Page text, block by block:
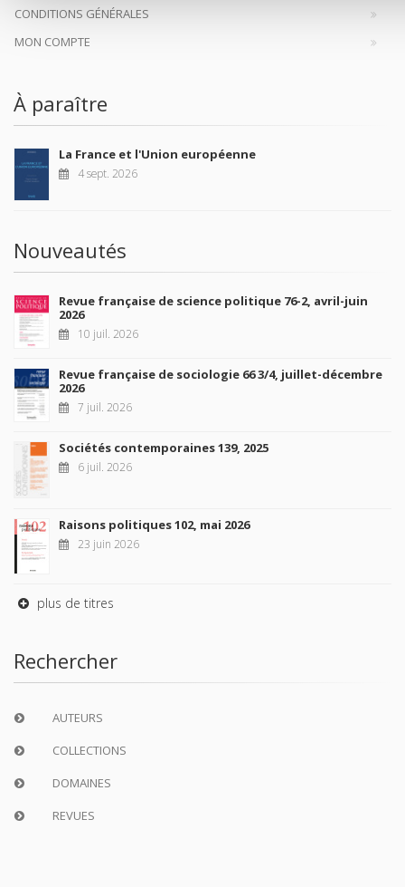
CONDITIONS GÉNÉRALES
MON COMPTE
À paraître
La France et l'Union européenne
4 sept. 2026
Nouveautés
Revue française de science politique 76-2, avril-juin
2026
10 juil. 2026
Revue française de sociologie 66 3/4, juillet-décembre
2026
7 juil. 2026
Sociétés contemporaines 139, 2025
6 juil. 2026
Raisons politiques 102, mai 2026
23 juin 2026
plus de titres
Rechercher
AUTEURS
COLLECTIONS
DOMAINES
REVUES